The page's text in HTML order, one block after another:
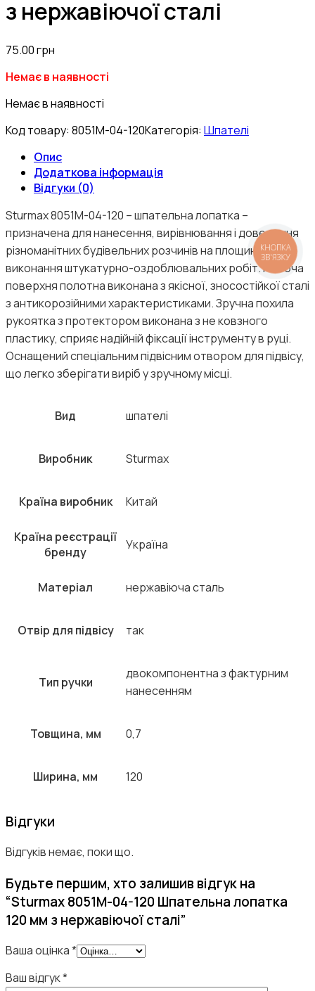
з нержавіючої сталі
75.00грн
Немає в наявності
Немає в наявності
Код товару: 8051M-04-120Категорія: Шпателі
Опис
Додаткова інформація
Відгуки (0)
Sturmax 8051M-04-120 – шпательна лопатка –
призначена для нанесення, вирівнювання і доведення
різноманітних будівельних розчинів на площині під час
виконання штукатурно-оздоблювальних робіт. Робоча
поверхня полотна виконана з якісної, зносостійкої сталі
з антикорозійними характеристиками. Зручна похила
рукоятка з протектором виконана з не ковзного
пластику, сприяє надійній фіксації інструменту в руці.
Оснащений спеціальним підвісним отвором для підвісу,
що легко зберігати виріб у зручному місці.
Вид шпателі
Виробник Sturmax
Країна виробник Китай
Країна реєстрації
бренду
Україна
Матеріал нержавіюча сталь
Отвір для підвісу так
Тип ручки
двокомпонентна з фактурним
нанесенням
Товщина, мм 0,7
Ширина, мм 120
Відгуки
Відгуків немає, поки що.
Будьте першим, хто залишив відгук на
“Sturmax 8051M-04-120 Шпательна лопатка
120 мм з нержавіючої сталі”
Ваша оцінка*
Ваш відгук*
КНОПКА
ЗВ'ЯЗКУ